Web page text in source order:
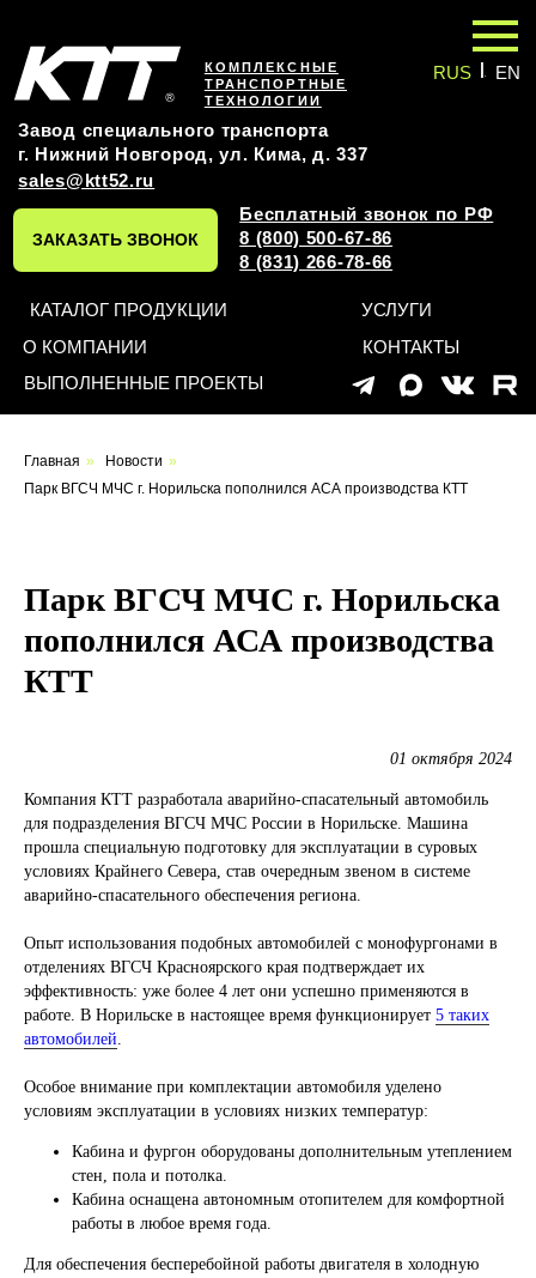
sales@ktt52.ru
Бесплатный звонок по РФ
ЗАКАЗАТЬ ЗВОНОК
КОМПЛЕКСНЫЕ
ТРАНСПОРТНЫЕ
ТЕХНОЛОГИИ
ВЫПОЛНЕННЫЕ ПРОЕКТЫ
УСЛУГИ
О КОМПАНИИ
КОНТАКТЫ
Завод специального транспорта
г. Нижний Новгород, ул. Кима, д. 337
Главная » Новости »
Парк ВГСЧ МЧС г. Норильска пополнился АСА производства КТТ
Парк ВГСЧ МЧС г. Норильска
пополнился АСА производства
КТТ
01 октября 2024
Компания КТТ разработала аварийно-спасательный автомобиль
для подразделения ВГСЧ МЧС России в Норильске. Машина
прошла специальную подготовку для эксплуатации в суровых
условиях Крайнего Севера, став очередным звеном в системе
аварийно-спасательного обеспечения региона.
Опыт использования подобных автомобилей с монофургонами в
отделениях ВГСЧ Красноярского края подтверждает их
эффективность: уже более 4 лет они успешно применяются в
работе. В Норильске в настоящее время функционирует 5 таких
автомобилей.
Особое внимание при комплектации автомобиля уделено
условиям эксплуатации в условиях низких температур:
Кабина и фургон оборудованы дополнительным утеплением
стен, пола и потолка.
Кабина оснащена автономным отопителем для комфортной
работы в любое время года.
Для обеспечения бесперебойной работы двигателя в холодную